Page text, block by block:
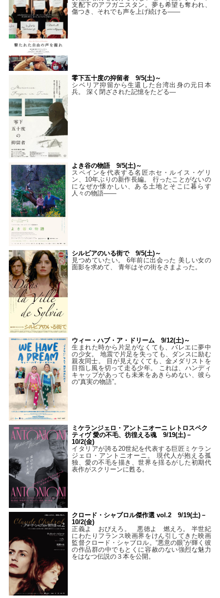
支配下のアフガニスタン。夢も希望も奪われ、
傷つき、それでも声を上げ続ける——
零下五十度の抑留者 9/5(土)～
シベリア抑留から生還した台湾出身の元日本
兵。 深く閉ざされた記憶をたどる—
よき谷の物語 9/5(土)～
スペインを代表する名匠ホセ・ルイス・ゲリ
ン、10年ぶりの新作長編。 行ったことがないの
になぜか懐かしい、ある土地とそこに暮らす
人々の物語――
シルビアのいる街で 9/5(土)～
見つめていたい。 6年前に出会った 美しい女の
面影を求めて、 青年はその街をさまよった。
ウィー・ハブ・ア・ドリーム 9/12(土)～
生まれた時から片足がなくても、バレエに夢中
の少女。 地震で片足を失っても、ダンスに励む
親友同士。 目が見えなくても、金メダリストを
目指し風を切って走る少年。 これは、ハンディ
キャップがあっても未来をあきらめない、彼ら
の“真実の物語”。
ミケランジェロ・アントニオーニ レトロスペク
ティヴ 愛の不毛、彷徨える魂 9/19(土)－
10/2(金)
イタリアが誇る20世紀を代表する巨匠ミケラン
ジェロ・アントニオーニ。 現代人が抱える孤
独、愛の不毛を描き、世界を揺るがした初期代
表作がスクリーンに甦る。
クロード・シャブロル傑作選 vol.2 9/19(土)－
10/2(金)
正義よ おびえろ。 悪徳よ 燃えろ。 半世紀
にわたりフランス映画界をけん引してきた映画
監督クロード・シャブロル。“悪意の眼”が輝く彼
の作品群の中でもとくに容赦のない強烈な魅力
をはなつ伝説の３本を公開。